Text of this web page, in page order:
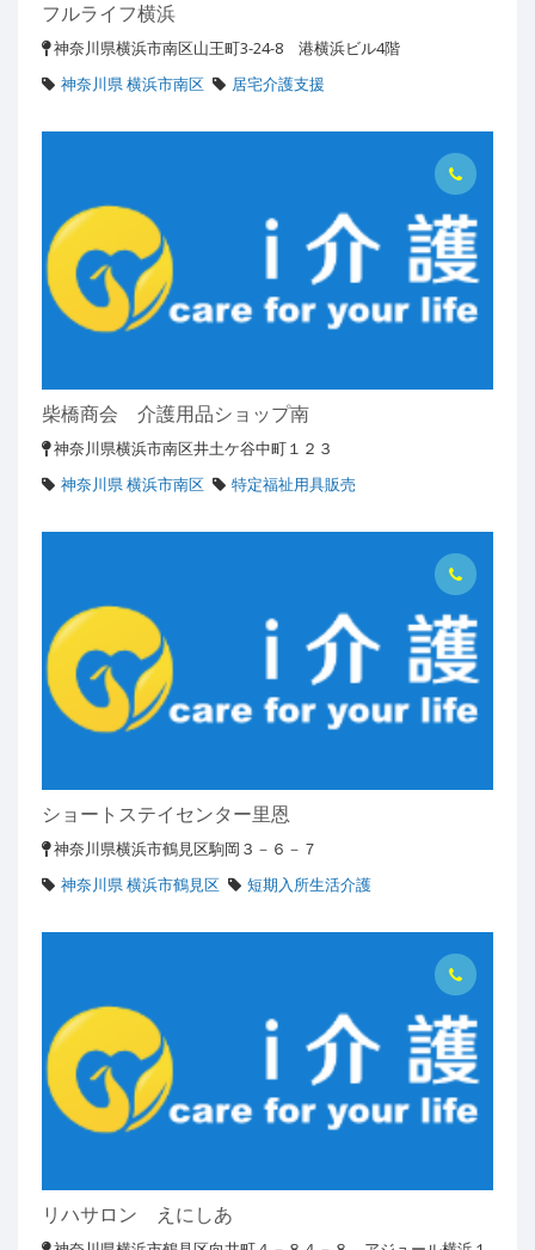
フルライフ横浜
神奈川県横浜市南区山王町3-24-8 港横浜ビル4階
神奈川県 横浜市南区
居宅介護支援
柴橋商会 介護用品ショップ南
神奈川県横浜市南区井土ケ谷中町１２３
神奈川県 横浜市南区
特定福祉用具販売
ショートステイセンター里恩
神奈川県横浜市鶴見区駒岡３－６－７
神奈川県 横浜市鶴見区
短期入所生活介護
リハサロン えにしあ